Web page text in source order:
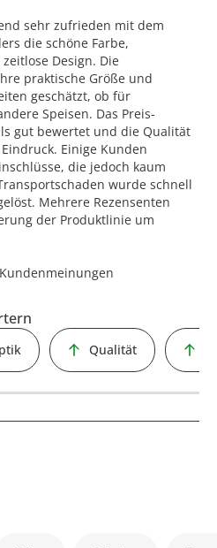
sehr zufrieden mit dem
die schöne Farbe,
Design. Die
praktische Größe und
geschätzt, ob für
Speisen. Das Preis-
gut bewertet und die Qualität
Einige Kunden
die jedoch kaum
wurde schnell
Mehrere Rezensenten
der Produktlinie um
Qualität